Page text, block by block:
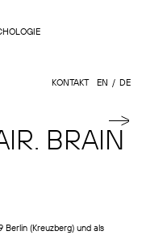
KONTAKT EN DE
BRAIN
Berlin (Kreuzberg) und als